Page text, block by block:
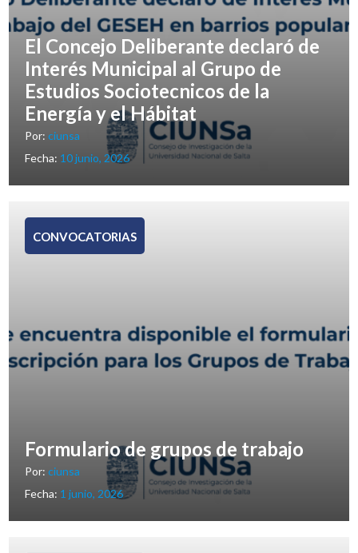
El Concejo Deliberante declaró de
Interés Municipal al Grupo de
Estudios Sociotecnicos de la
Energía y el Hábitat
Por:ciunsa
Fecha: 10 junio, 2026
CONVOCATORIAS
Formulario de grupos de trabajo
Por:ciunsa
Fecha: 1 junio, 2026